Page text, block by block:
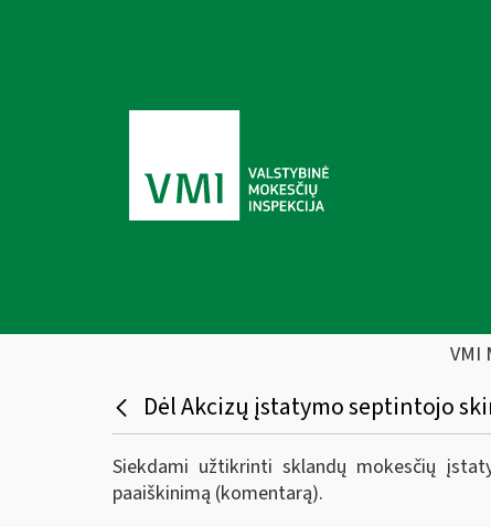
VMI
Dėl Akcizų įstatymo septintojo
Siekdami užtikrinti sklandų mokesčių
paaiškinimą (komentarą).